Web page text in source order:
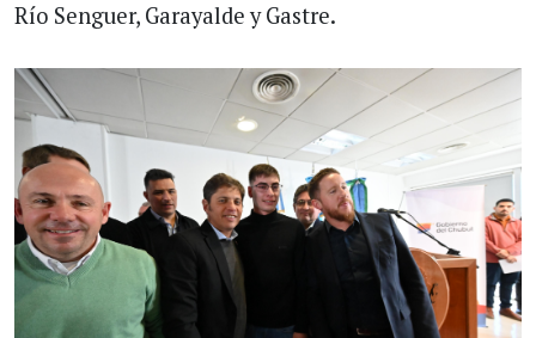
Río Senguer, Garayalde y Gastre.